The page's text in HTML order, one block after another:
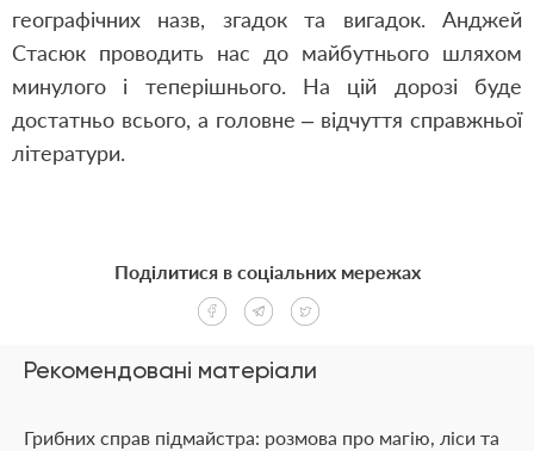
географічних назв, згадок та вигадок. Анджей
Стасюк проводить нас до майбутнього шляхом
минулого і теперішнього. На цій дорозі буде
достатньо всього, а головне – відчуття справжньої
літератури.
Рекомендовані матеріали
Грибних справ підмайстра: розмова про магію, ліси та
Поділитися в соціальних мережах